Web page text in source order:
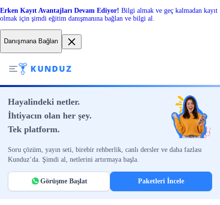
Erken Kayıt Avantajları Devam Ediyor! Bilgi almak ve geç kalmadan kayıt
olmak için şimdi eğitim danışmanına bağlan ve bilgi al.
Danışmana Bağlan
Hayalindeki netler.
İhtiyacın olan her şey.
Tek platform.
Soru çözüm, yayın seti, birebir rehberlik, canlı dersler ve daha fazlası
Kunduz’da. Şimdi al, netlerini artırmaya başla.
Görüşme Başlat Paketleri İncele